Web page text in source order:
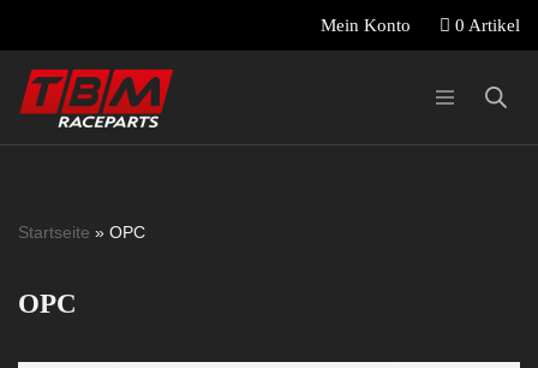
Zum
Inhalt
springen
Mein Konto 0 Artikel
Startseite » OPC
OPC